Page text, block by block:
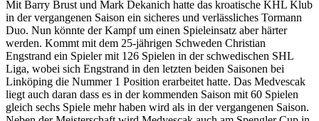
Mit Barry Brust und Mark Dekanich hatte das kroatische KHL Klub
in der vergangenen Saison ein sicheres und verlässliches Tormann
Duo. Nun könnte der Kampf um einen Spieleinsatz aber härter
werden. Kommt mit dem 25-jährigen Schweden Christian
Engstrand ein Spieler mit 126 Spielen in der schwedischen SHL
Liga, wobei sich Engstrand in den letzten beiden Saisonen bei
Linköping die Nummer 1 Position erarbeitet hatte. Das Medvescak
liegt auch daran dass es in der kommenden Saison mit 60 Spielen
gleich sechs Spiele mehr haben wird als in der vergangenen Saison.